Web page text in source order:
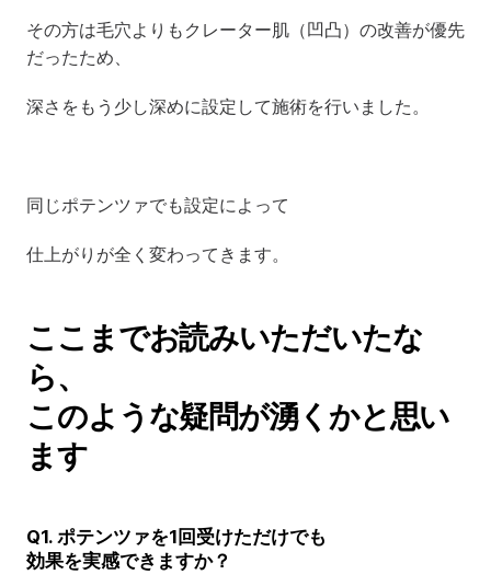
その方は毛穴よりもクレーター肌（凹凸）の改善が優先
だったため、
深さをもう少し深めに設定して施術を行いました。
同じポテンツァでも設定によって
仕上がりが全く変わってきます。
ここまでお読みいただいたな
ら、
このような疑問が湧くかと思い
ます
Q1. ポテンツァを1回受けただけでも
効果を実感できますか？